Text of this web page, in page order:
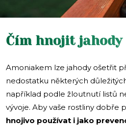
Čím hnojit jahody
Amoniakem lze jahody ošetřit
nedostatku některých
například podle žloutnutí listů
vývoje. Aby vaše rostliny dobře
hnojivo používat i jako